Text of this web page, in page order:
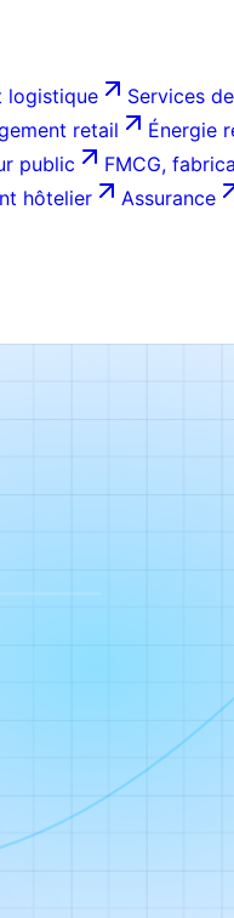
logistique Services
retail
Énergie
public
FMCG,
hôtelier Assurance